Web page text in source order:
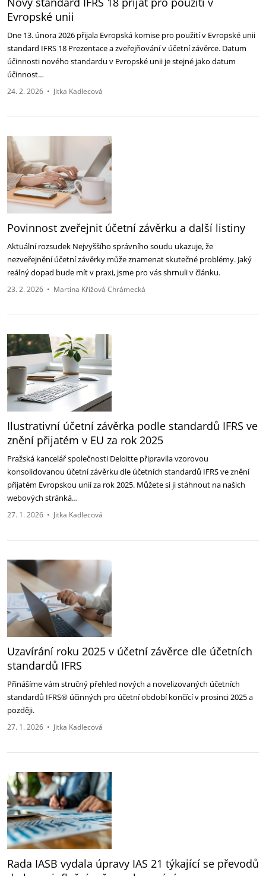
Evropské unii
Dne 13. února 2026 přijala Evropská komise pro použití v Evropské unii
standard IFRS 18 Prezentace a zveřejňování v účetní závěrce. Datum
účinnosti nového standardu v Evropské unii je stejné jako datum
účinnost…
24. 2. 2026 • Jitka Kadlecová
Povinnost zveřejnit účetní závěrku a další listiny
Aktuální rozsudek Nejvyššího správního soudu ukazuje, že
nezveřejnění účetní závěrky může znamenat skutečné problémy. Jaký
reálný dopad bude mít v praxi, jsme pro vás shrnuli v článku.
23. 2. 2026 • Martina Křížová Chrámecká
Ilustrativní účetní závěrka podle standardů IFRS ve
znění přijatém v EU za rok 2025
Pražská kancelář společnosti Deloitte připravila vzorovou
konsolidovanou účetní závěrku dle účetních standardů IFRS ve znění
přijatém Evropskou unií za rok 2025. Můžete si ji stáhnout na našich
webových stránká…
27. 1. 2026 • Jitka Kadlecová
Uzavírání roku 2025 v účetní závěrce dle účetních
standardů IFRS
Přinášíme vám stručný přehled nových a novelizovaných účetních
standardů IFRS® účinných pro účetní období končící v prosinci 2025 a
později.
27. 1. 2026 • Jitka Kadlecová
Rada IASB vydala úpravy IAS 21 týkající se převodů